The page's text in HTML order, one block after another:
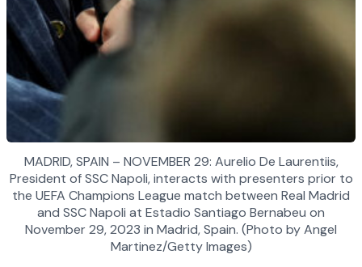
MADRID, SPAIN – NOVEMBER 29: Aurelio De Laurentiis,
President of SSC Napoli, interacts with presenters prior to
the UEFA Champions League match between Real Madrid
and SSC Napoli at Estadio Santiago Bernabeu on
November 29, 2023 in Madrid, Spain. (Photo by Angel
Martinez/Getty Images)